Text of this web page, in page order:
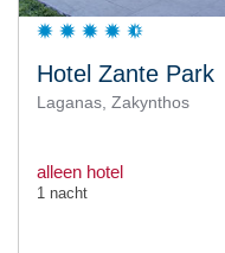
Hotel Zante Park
Laganas, Zakynthos
alleen hotel
1 nacht